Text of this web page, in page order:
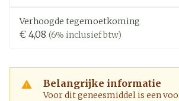
Verhoogde tegemoetkoming
€ 4,08 (6% inclusief btw)
Belangrijke informatie
Voor dit geneesmiddel is een